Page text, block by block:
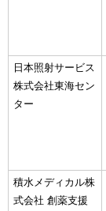
日本照射サービス
株式会社東海セン
ター
積水メディカル株
式会社 創薬支援